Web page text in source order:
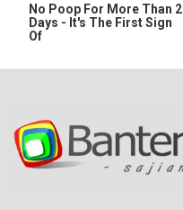
No Poop For More Than 2
Days - It's The First Sign
Of